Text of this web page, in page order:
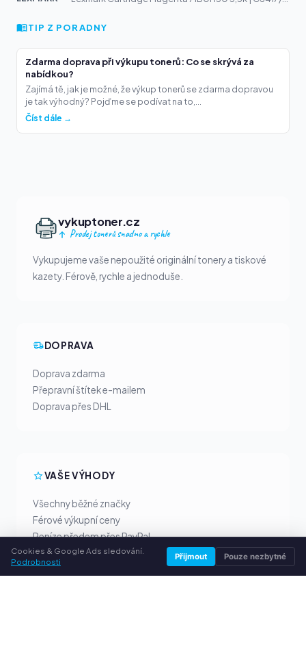
TIP Z PORADNY
Zdarma doprava při výkupu tonerů: Co se skrývá za
nabídkou?
Zajímá tě, jak je možné, že výkup tonerů se zdarma dopravou
je tak výhodný? Pojďme se podívat na to,...
Číst dále →
vykuptoner.cz
Prodej tonerů snadno a rychle
Vykupujeme vaše nepoužité originální tonery a tiskové
kazety. Férově, rychle a jednoduše.
DOPRAVA
Doprava zdarma
Přepravní štítek e-mailem
Doprava přes DHL
VAŠE VÝHODY
Všechny běžné značky
Férové výkupní ceny
Peníze předem přes PayPal
Osobní poradenství
Cookies & Google Ads sledování.
Podrobnosti
Přijmout Pouze nezbytné